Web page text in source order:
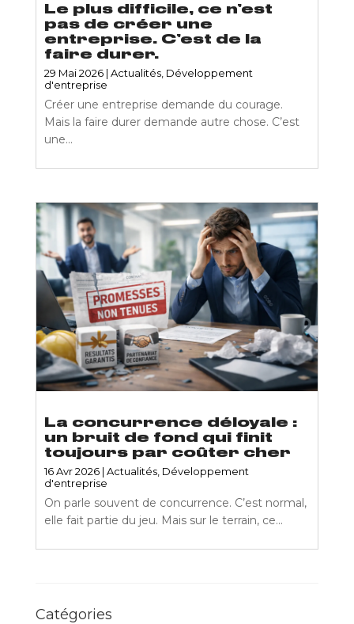
Le plus difficile, ce n’est
pas de créer une
entreprise. C’est de la
faire durer.
29 Mai 2026| Actualités, Développement
d'entreprise
Créer une entreprise demande du courage.
Mais la faire durer demande autre chose. C’est
une...
La concurrence déloyale :
un bruit de fond qui finit
toujours par coûter cher
16 Avr 2026| Actualités, Développement
d'entreprise
On parle souvent de concurrence. C’est normal,
elle fait partie du jeu. Mais sur le terrain, ce...
Catégories